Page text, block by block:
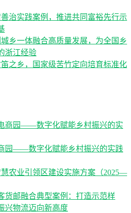
治实践案例，推进共同富裕先行示
乡一体融合高质量发展，为全国乡
浙江经验
之乡，国家级苦竹定向培育标准化
园——数字化赋能乡村振兴的实践
农业引领区建设实施方案（2025—
货邮融合典型案例：打造示范样
兴物流迈向新高度